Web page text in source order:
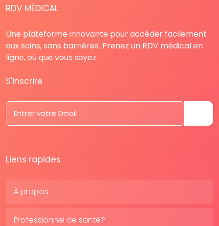
RDV MÉDICAL
Une plateforme innovante pour accéder facilement
aux soins, sans barrières. Prenez un RDV médical en
ligne, où que vous soyez.
S'inscrire
Liens rapides
À propos
Professionnel de santé?